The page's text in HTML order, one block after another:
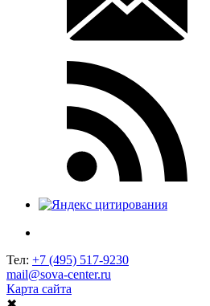
Тел: +7 (495) 517-9230
mail@sova-center.ru
Карта сайта